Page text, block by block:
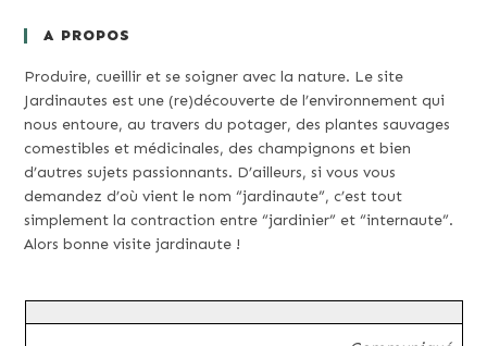
A PROPOS
Produire, cueillir et se soigner avec la nature. Le site
Jardinautes est une (re)découverte de l’environnement qui
nous entoure, au travers du potager, des plantes sauvages
comestibles et médicinales, des champignons et bien
d’autres sujets passionnants. D’ailleurs, si vous vous
demandez d’où vient le nom “jardinaute”, c’est tout
simplement la contraction entre “jardinier” et “internaute”.
Alors bonne visite jardinaute !